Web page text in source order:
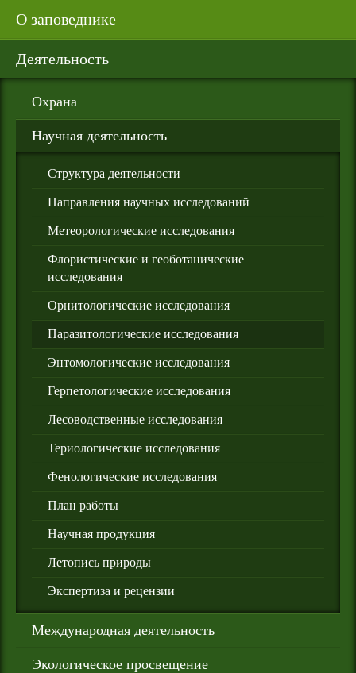
О заповеднике
Деятельность
Охрана
Научная деятельность
Структура деятельности
Направления научных исследований
Метеорологические исследования
Флористические и геоботанические
исследования
Орнитологические исследования
Паразитологические исследования
Энтомологические исследования
Герпетологические исследования
Лесоводственные исследования
Териологические исследования
Фенологические исследования
План работы
Научная продукция
Летопись природы
Экспертиза и рецензии
Международная деятельность
Экологическое просвещение